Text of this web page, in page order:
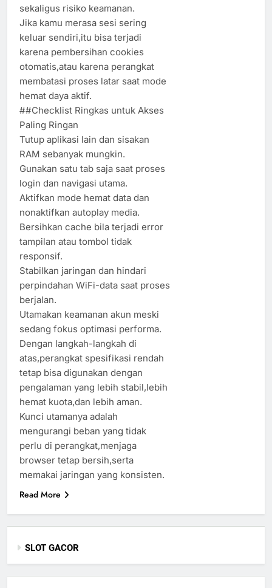
sekaligus risiko keamanan.
Jika kamu merasa sesi sering
keluar sendiri,itu bisa terjadi
karena pembersihan cookies
otomatis,atau karena perangkat
membatasi proses latar saat mode
hemat daya aktif.
##Checklist Ringkas untuk Akses
Paling Ringan
Tutup aplikasi lain dan sisakan
RAM sebanyak mungkin.
Gunakan satu tab saja saat proses
login dan navigasi utama.
Aktifkan mode hemat data dan
nonaktifkan autoplay media.
Bersihkan cache bila terjadi error
tampilan atau tombol tidak
responsif.
Stabilkan jaringan dan hindari
perpindahan WiFi-data saat proses
berjalan.
Utamakan keamanan akun meski
sedang fokus optimasi performa.
Dengan langkah-langkah di
atas,perangkat spesifikasi rendah
tetap bisa digunakan dengan
pengalaman yang lebih stabil,lebih
hemat kuota,dan lebih aman.
Kunci utamanya adalah
mengurangi beban yang tidak
perlu di perangkat,menjaga
browser tetap bersih,serta
memakai jaringan yang konsisten.
Read More
SLOT GACOR